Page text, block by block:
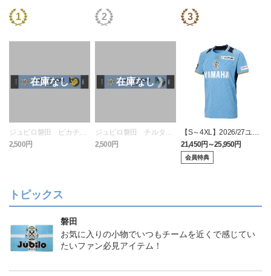
ジュビロ磐田 ピカチュ
ウ タオルマフラー
2,500円
ジュビロ磐田 チルタリ
ス タオルマフラー
2,500円
【S～4XL】2026/27ユニ
フォーム オーセンティッ
クモデル:FP1st
21,450円～25,950円
会員特典
トピックス
磐田
お気に入りの小物でいつもチームを近くで感じてい
たいファン必見アイテム！